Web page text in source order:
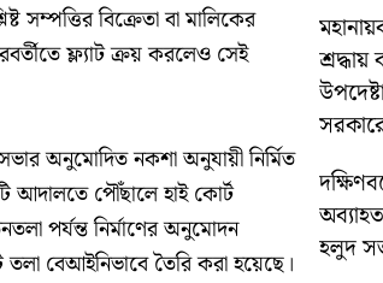
সম্পত্তির বিক্রেতা বা মালিকের
ফ্ল্যাট ক্রয় করলেও সেই
অনুমোদিত নকশা অনুযায়ী নির্মিত
আদালতে পৌঁছালে হাই কোর্ট
পর্যন্ত নির্মাণের অনুমোদন
তলা বেআইনিভাবে তৈরি করা হয়েছে।
হলুদ